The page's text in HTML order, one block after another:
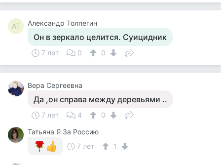
АТ Александр Толпегин
Он в зеркало целится. Суицидник
7 лет 0 0
Вера Сергеевна
Да ,он справа между деревьями ..
7 лет 4
0
Татьяна Я За Россию
7 лет
1